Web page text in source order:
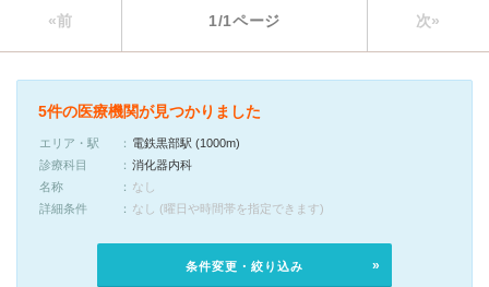
«前 1/1ページ 次»
5件の医療機関が見つかりました
エリア・駅
電鉄黒部駅 (1000m)
診療科目
消化器内科
名称
なし
詳細条件
なし (曜日や時間帯を指定できます)
条件変更・絞り込み